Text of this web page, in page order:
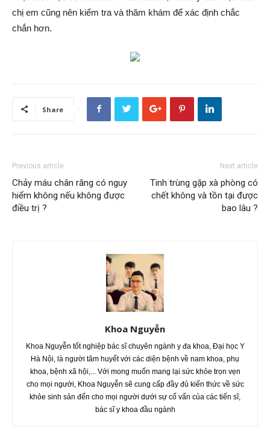
chị em cũng nên kiểm tra và thăm khám để xác định chắc
chắn hơn.
Share
Previous article
Chảy máu chân răng có nguy
hiểm không nếu không được
điều trị ?
Next article
Tinh trùng gặp xà phòng có
chết không và tồn tại được
bao lâu ?
Khoa Nguyễn
Khoa Nguyễn tốt nghiệp bác sĩ chuyên ngành y đa khoa, Đại học Y
Hà Nội, là người tâm huyết với các diện bệnh về nam khoa, phụ
khoa, bệnh xã hội,... Với mong muốn mang lại sức khỏe trọn vẹn
cho mọi người, Khoa Nguyễn sẽ cung cấp đầy đủ kiến thức về sức
khỏe sinh sản đến cho mọi người dưới sự cố vấn của các tiến sĩ,
bác sĩ y khoa đầu ngành